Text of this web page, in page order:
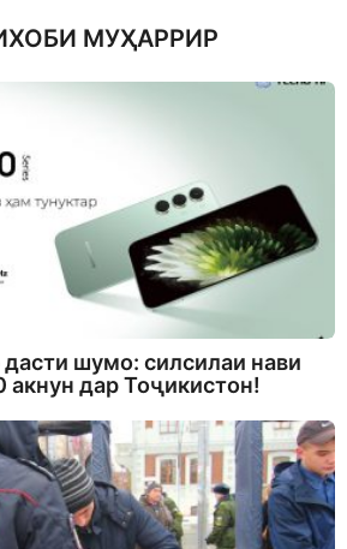
МУҲАРРИР
шумо: силсилаи нави
акнун дар Тоҷикистон!